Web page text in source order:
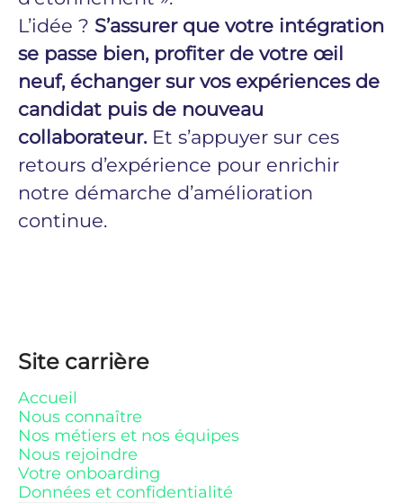
L’idée ? S’assurer que votre intégration
se passe bien, profiter de votre œil
neuf, échanger sur vos expériences de
candidat puis de nouveau
collaborateur.Et s’appuyer sur ces
retours d’expérience pour enrichir
notre démarche d’amélioration
continue.
Site carrière
Accueil
Nous connaître
Nos métiers et nos équipes
Nous rejoindre
Votre onboarding
Données et confidentialité